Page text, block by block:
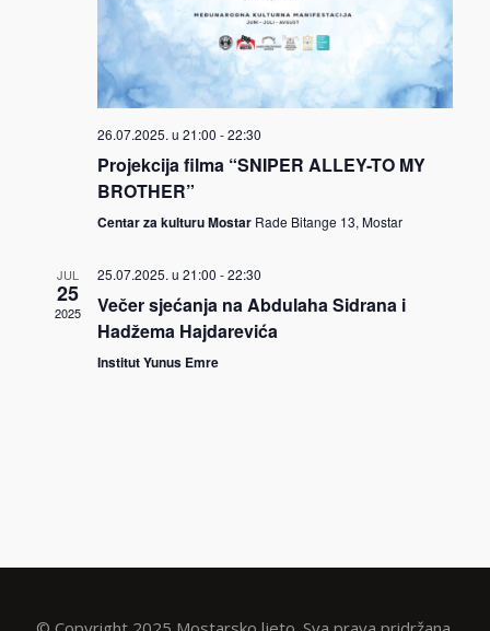
26.07.2025. u 21:00 -22:30
Projekcija filma “SNIPER ALLEY-TO MY
BROTHER”
Centar za kulturu Mostar Rade Bitange 13, Mostar
JUL
25
2025
25.07.2025. u 21:00 -22:30
Večer sjećanja na Abdulaha Sidrana i
Hadžema Hajdarevića
Institut Yunus Emre